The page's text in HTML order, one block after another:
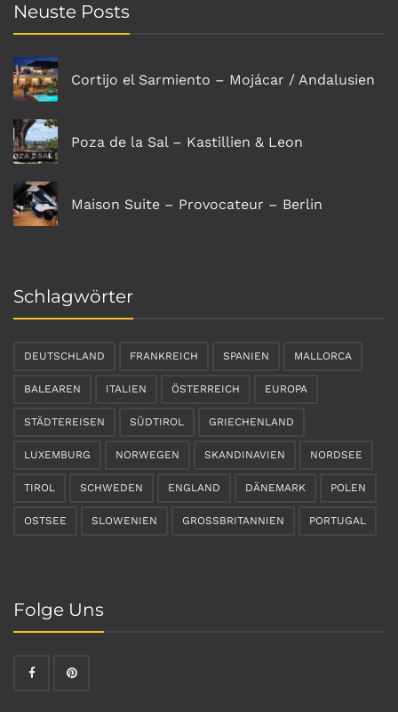
Neuste Posts
Cortijo el Sarmiento – Mojácar / Andalusien
Poza de la Sal – Kastillien & Leon
Maison Suite – Provocateur – Berlin
Schlagwörter
DEUTSCHLAND FRANKREICH SPANIEN MALLORCA
BALEAREN ITALIEN ÖSTERREICH EUROPA
STÄDTEREISEN SÜDTIROL GRIECHENLAND
LUXEMBURG NORWEGEN SKANDINAVIEN NORDSEE
TIROL SCHWEDEN ENGLAND DÄNEMARK POLEN
OSTSEE SLOWENIEN GROSSBRITANNIEN PORTUGAL
Folge Uns